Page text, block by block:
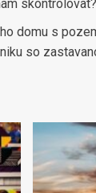
skontrolovat?
domu s
so